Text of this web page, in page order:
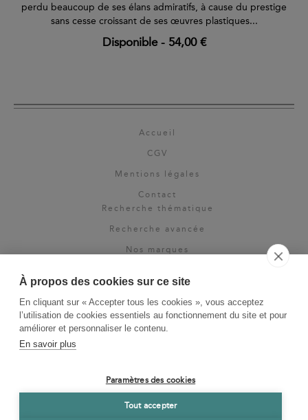
À propos des cookies sur ce site
En cliquant sur « Accepter tous les cookies », vous acceptez
l’utilisation de cookies essentiels au fonctionnement du site et pour
améliorer et personnaliser le contenu.
En savoir plus
Paramètres des cookies
Tout accepter
perdu beaucoup de ses élans admiratifs, à cause du prestige
sans cesse croissant de ses œuvres plastiques...
Disponible- 54,00 €
Accueil
CGV
Mentions légales
Contact
Recherche thématique
Recherche avancée
Nos marques
Espace pro
Newsletter
La Vie des Classiques